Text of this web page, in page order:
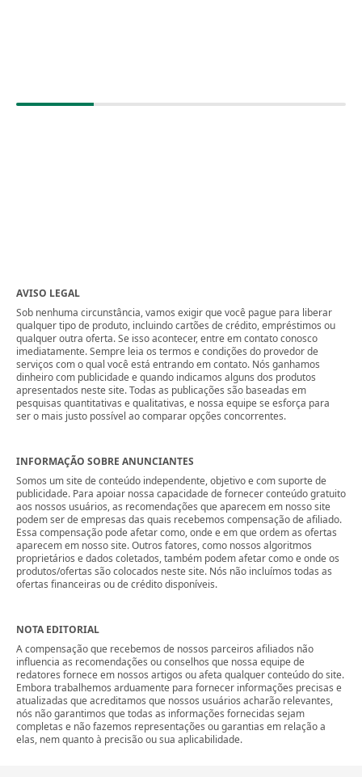
AVISO LEGAL
Sob nenhuma circunstância, vamos exigir que você pague para liberar
qualquer tipo de produto, incluindo cartões de crédito, empréstimos ou
qualquer outra oferta. Se isso acontecer, entre em contato conosco
imediatamente. Sempre leia os termos e condições do provedor de
serviços com o qual você está entrando em contato. Nós ganhamos
dinheiro com publicidade e quando indicamos alguns dos produtos
apresentados neste site. Todas as publicações são baseadas em
pesquisas quantitativas e qualitativas, e nossa equipe se esforça para
ser o mais justo possível ao comparar opções concorrentes.
INFORMAÇÃO SOBRE ANUNCIANTES
Somos um site de conteúdo independente, objetivo e com suporte de
publicidade. Para apoiar nossa capacidade de fornecer conteúdo gratuito
aos nossos usuários, as recomendações que aparecem em nosso site
podem ser de empresas das quais recebemos compensação de afiliado.
Essa compensação pode afetar como, onde e em que ordem as ofertas
aparecem em nosso site. Outros fatores, como nossos algoritmos
proprietários e dados coletados, também podem afetar como e onde os
produtos/ofertas são colocados neste site. Nós não incluímos todas as
ofertas financeiras ou de crédito disponíveis.
NOTA EDITORIAL
A compensação que recebemos de nossos parceiros afiliados não
influencia as recomendações ou conselhos que nossa equipe de
redatores fornece em nossos artigos ou afeta qualquer conteúdo do site.
Embora trabalhemos arduamente para fornecer informações precisas e
atualizadas que acreditamos que nossos usuários acharão relevantes,
nós não garantimos que todas as informações fornecidas sejam
completas e não fazemos representações ou garantias em relação a
elas, nem quanto à precisão ou sua aplicabilidade.